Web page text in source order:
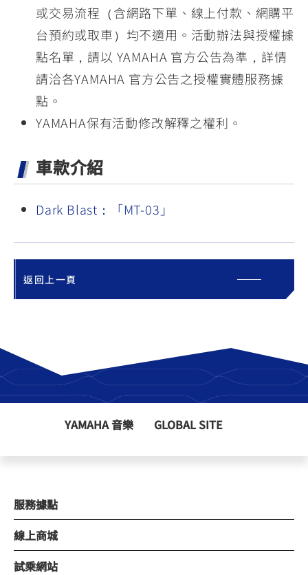
或交易流程（含網路下單、線上付款、網購平
台預約或取車）均不適用。活動辦法與授權據
點名單，請以 YAMAHA 官方公告為準，詳情
請洽各YAMAHA 官方公告之授權實體服務據
點。
YAMAHA保有活動修改解釋之權利。
車款介紹
Dark Blast：「MT-03」
返回上一頁
YAMAHA 音樂 GLOBAL SITE
服務據點
線上商城
試乘網站